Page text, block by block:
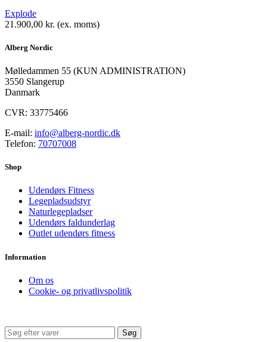
Explode
21.900,00 kr. (ex. moms)
Alberg Nordic
​Mølledammen 55 (KUN ADMINISTRATION)
3550 Slangerup
Danmark
CVR: 33775466
E-mail: info@alberg-nordic.dk
Telefon: 70707008
Shop
Udendørs Fitness
Legepladsudstyr
Naturlegepladser
Udendørs faldunderlag
Outlet udendørs fitness
Information
Om os
Cookie- og privatlivspolitik
Søg